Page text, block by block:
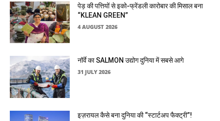
पेड़ की पत्तियों से इको-फ्रेंडली कारोबार की मिसाल बना
“KLEAN GREEN”
4 AUGUST 2026
नॉर्वे का SALMON उद्योग दुनिया में सबसे आगे
31 JULY 2026
इज़रायल कैसे बना दुनिया की “स्टार्टअप फैक्ट्री”!